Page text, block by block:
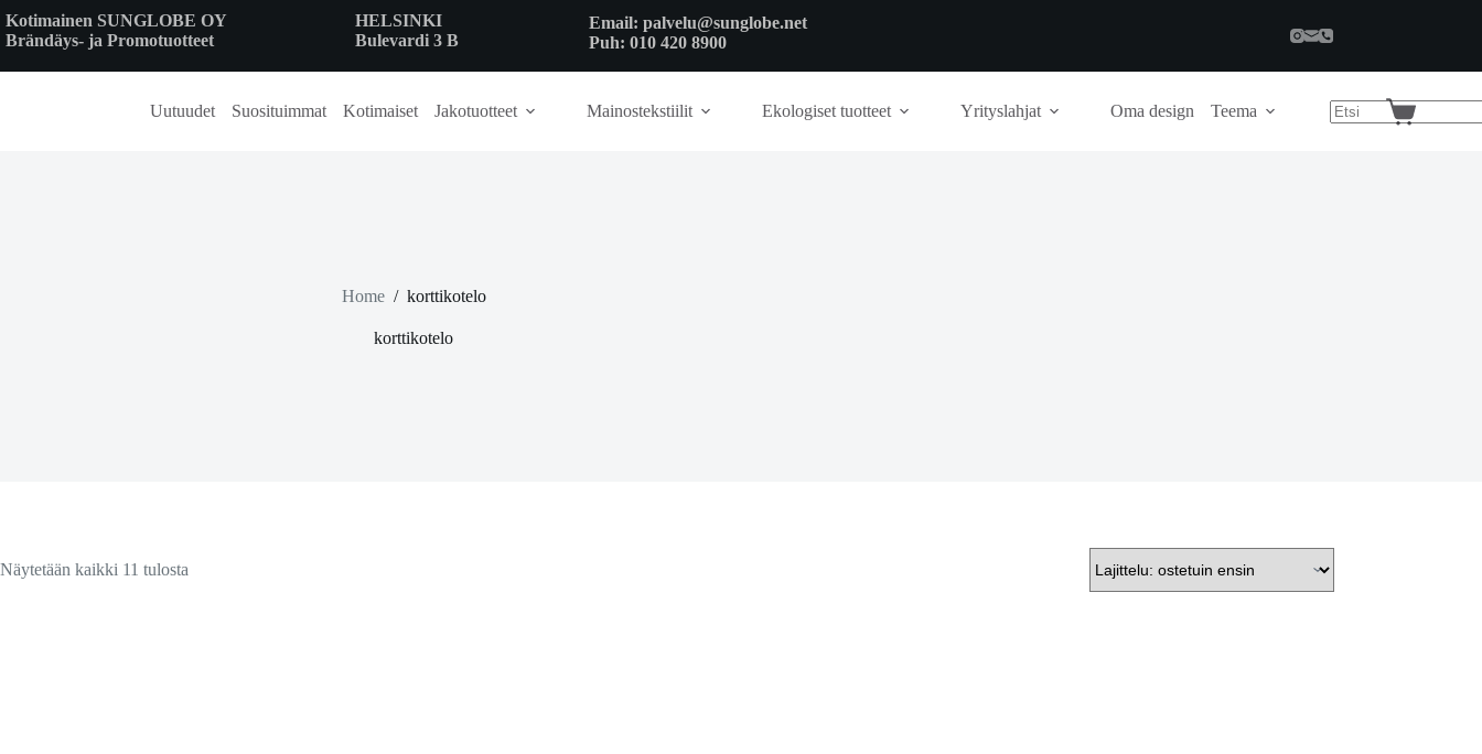
to
content
Kotimainen SUNGLOBE OY
Brändäys- ja Promotuotteet
HELSINKI
Bulevardi 3 B
Email: palvelu@sunglobe.net
Puh: 010 420 8900
Uutuudet Suosituimmat Kotimaiset Jakotuotteet Mainostekstiilit Ekologiset tuotteet Yrityslahjat Oma design Teema
Shopping
Home / korttikotelo
korttikotelo
Näytetään kaikki 11 tulosta